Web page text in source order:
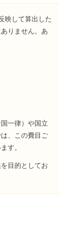
映して算出した
りません。あ
一律）や国立
、この費目ご
す。
目的としてお